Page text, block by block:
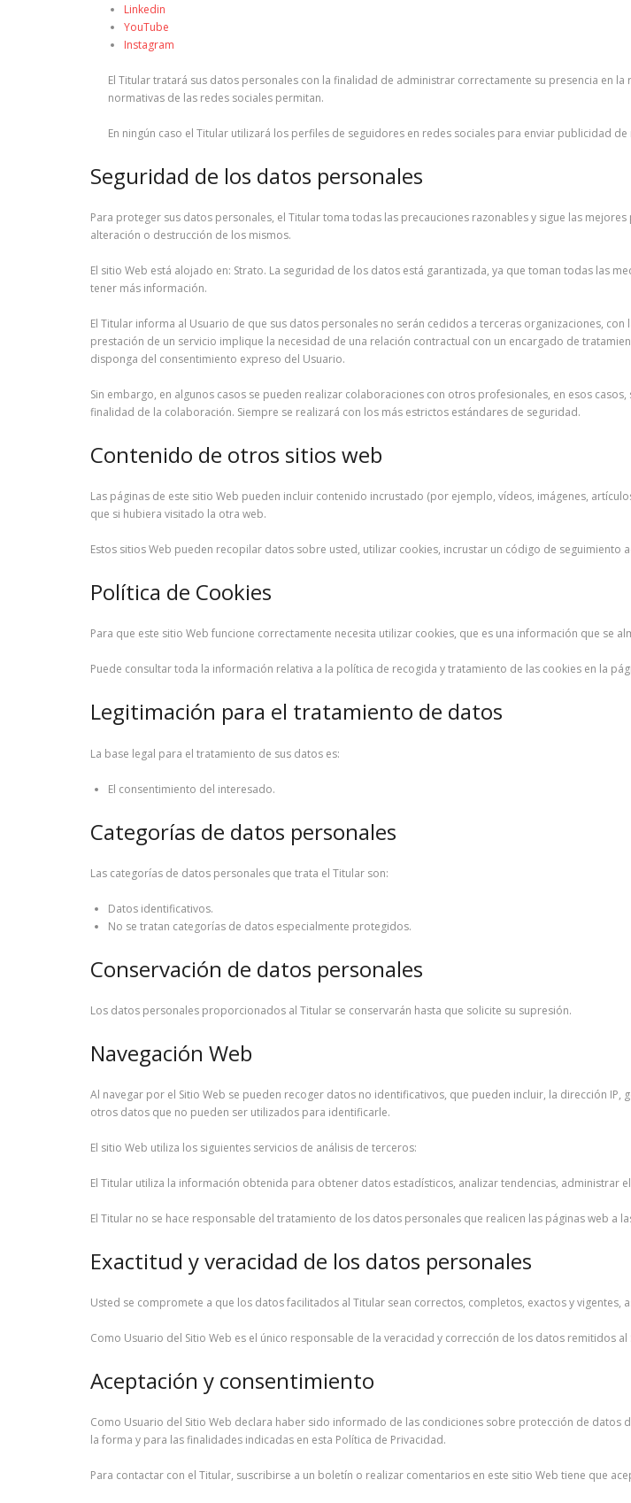
Linkedin
YouTube
Instagram
El Titular tratará sus datos personales con la finalidad de administrar correctamente su presencia en
normativas de las redes sociales permitan.
En ningún caso el Titular utilizará los perfiles de seguidores en redes sociales para enviar publicidad
Seguridad de los datos personales
Para proteger sus datos personales, el Titular toma todas las precauciones razonables y sigue las
alteración o destrucción de los mismos.
El sitio Web está alojado en: Strato. La seguridad de los datos está garantizada, ya que toman todas las
tener más información.
El Titular informa al Usuario de que sus datos personales no serán cedidos a terceras organizaciones,
prestación de un servicio implique la necesidad de una relación contractual con un encargado de
disponga del consentimiento expreso del Usuario.
Sin embargo, en algunos casos se pueden realizar colaboraciones con otros profesionales, en esos
finalidad de la colaboración. Siempre se realizará con los más estrictos estándares de seguridad.
Contenido de otros sitios web
Las páginas de este sitio Web pueden incluir contenido incrustado (por ejemplo, vídeos, imágenes,
que si hubiera visitado la otra web.
Estos sitios Web pueden recopilar datos sobre usted, utilizar cookies, incrustar un código de
Política de Cookies
Para que este sitio Web funcione correctamente necesita utilizar cookies, que es una información que se
Puede consultar toda la información relativa a la política de recogida y tratamiento de las cookies en la
Legitimación para el tratamiento de datos
La base legal para el tratamiento de sus datos es:
El consentimiento del interesado.
Categorías de datos personales
Las categorías de datos personales que trata el Titular son:
Datos identificativos.
No se tratan categorías de datos especialmente protegidos.
Conservación de datos personales
Los datos personales proporcionados al Titular se conservarán hasta que solicite su supresión.
Navegación Web
Al navegar por el Sitio Web se pueden recoger datos no identificativos, que pueden incluir, la dirección
otros datos que no pueden ser utilizados para identificarle.
El sitio Web utiliza los siguientes servicios de análisis de terceros:
El Titular utiliza la información obtenida para obtener datos estadísticos, analizar tendencias,
El Titular no se hace responsable del tratamiento de los datos personales que realicen las páginas web a
Exactitud y veracidad de los datos personales
Usted se compromete a que los datos facilitados al Titular sean correctos, completos, exactos y vigentes,
Como Usuario del Sitio Web es el único responsable de la veracidad y corrección de los datos remitidos
Aceptación y consentimiento
Como Usuario del Sitio Web declara haber sido informado de las condiciones sobre protección de
la forma y para las finalidades indicadas en esta Política de Privacidad.
Para contactar con el Titular, suscribirse a un boletín o realizar comentarios en este sitio Web tiene que